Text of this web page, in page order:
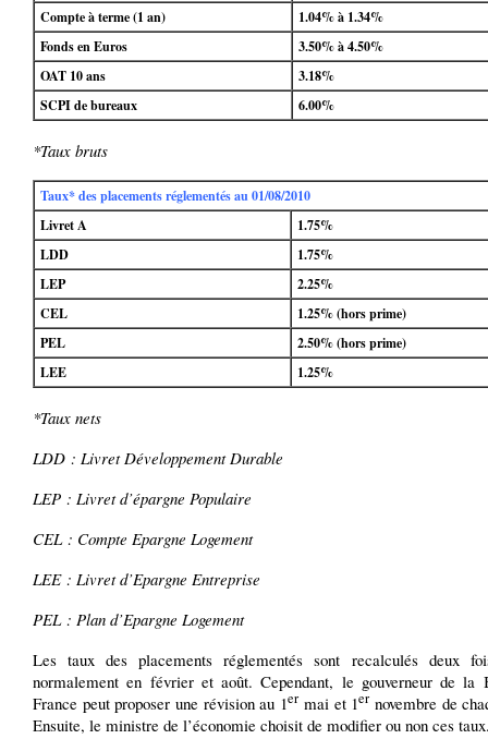
Compte à terme (1 an)
1.04% à 1.34%
Fonds en Euros
3.50% à 4.50%
OAT 10 ans
3.18%
SCPI de bureaux
6.00%
*Taux bruts
Taux* des placements réglementés au 01/08/2010
Livret A
1.75%
LDD
1.75%
LEP
2.25%
CEL
1.25% (hors prime)
PEL
2.50% (hors prime)
LEE
1.25%
*Taux nets
LDD : Livret Développement Durable
LEP : Livret d’épargne Populaire
CEL : Compte Epargne Logement
LEE : Livret d’Epargne Entreprise
PEL : Plan d’Epargne Logement
Les taux des placements réglementés sont recalculés deux
normalement en février et août. Cependant, le gouverneur de la
France peut proposer une révision au 1er mai et 1er novembre de
Ensuite, le ministre de l’économie choisit de modifier ou non ces